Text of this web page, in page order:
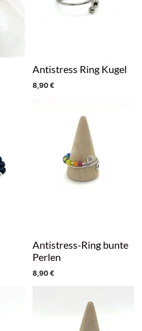
Antistress Ring Kugel
8,90€
Antistress-Ring bunte
Perlen
8,90€